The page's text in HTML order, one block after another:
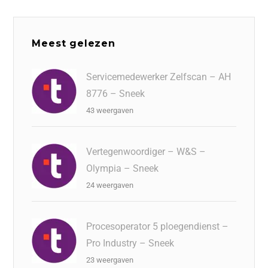
Meest gelezen
Servicemedewerker Zelfscan – AH
8776 – Sneek
43 weergaven
Vertegenwoordiger – W&S –
Olympia – Sneek
24 weergaven
Procesoperator 5 ploegendienst –
Pro Industry – Sneek
23 weergaven